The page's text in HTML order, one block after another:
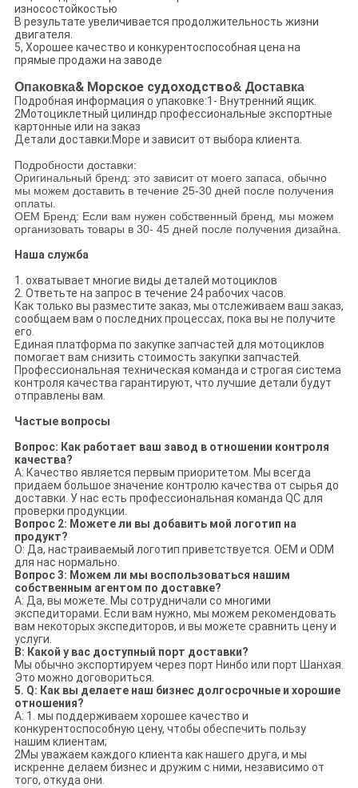
износостойкостью
В результате увеличивается продолжительность жизни
двигателя.
5, Хорошее качество и конкурентоспособная цена на
прямые продажи на заводе
Опаковка& Морское судоходство& Доставка
Подробная информация о упаковке:1- Внутренний ящик.
2Мотоциклетный цилиндр профессиональные экспортные
картонные или на заказ
Детали доставки:Море и зависит от выбора клиента.
Подробности доставки:
Оригинальный бренд: это зависит от моего запаса, обычно
мы можем доставить в течение 25-30 дней после получения
оплаты.
OEM Бренд: Если вам нужен собственный бренд, мы можем
организовать товары в 30- 45 дней после получения дизайна.
Наша служба
1. охватывает многие виды деталей мотоциклов
2. Ответьте на запрос в течение 24 рабочих часов.
Как только вы разместите заказ, мы отслеживаем ваш заказ,
сообщаем вам о последних процессах, пока вы не получите
его.
Единая платформа по закупке запчастей для мотоциклов
помогает вам снизить стоимость закупки запчастей.
Профессиональная техническая команда и строгая система
контроля качества гарантируют, что лучшие детали будут
отправлены вам.
Частые вопросы
Вопрос: Как работает ваш завод в отношении контроля
качества?
A: Качество является первым приоритетом. Мы всегда
придаем большое значение контролю качества от сырья до
доставки. У нас есть профессиональная команда QC для
проверки продукции.
Вопрос 2: Можете ли вы добавить мой логотип на
продукт?
О: Да, настраиваемый логотип приветствуется. OEM и ODM
для нас нормально.
Вопрос 3: Можем ли мы воспользоваться нашим
собственным агентом по доставке?
A: Да, вы можете. Мы сотрудничали со многими
экспедиторами. Если вам нужно, мы можем рекомендовать
вам некоторых экспедиторов, и вы можете сравнить цену и
услуги.
В: Какой у вас доступный порт доставки?
Мы обычно экспортируем через порт Нинбо или порт Шанхая.
Это можно договориться.
5. Q: Как вы делаете наш бизнес долгосрочные и хорошие
отношения?
A: 1. мы поддерживаем хорошее качество и
конкурентоспособную цену, чтобы обеспечить пользу
нашим клиентам;
2Мы уважаем каждого клиента как нашего друга, и мы
искренне делаем бизнес и дружим с ними, независимо от
того, откуда они.